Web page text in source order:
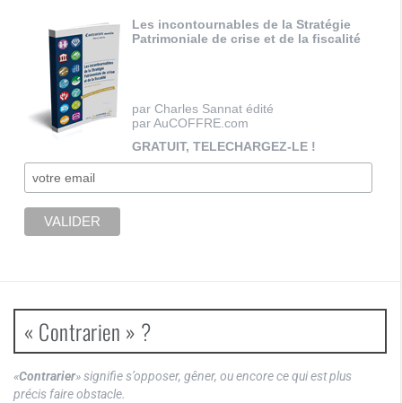
Les incontournables de la Stratégie
Patrimoniale de crise et de la fiscalité
par Charles Sannat édité
par AuCOFFRE.com
GRATUIT, TELECHARGEZ-LE !
« Contrarien » ?
«Contrarier» signifie s’opposer, gêner, ou encore ce qui est plus
précis faire obstacle.